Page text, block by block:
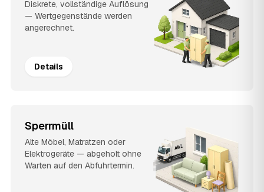
Diskrete, vollständige Auflösung
— Wertgegenstände werden
angerechnet.
Details
Sperrmüll
Alte Möbel, Matratzen oder
Elektrogeräte — abgeholt ohne
Warten auf den Abfuhrtermin.